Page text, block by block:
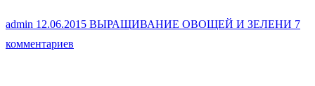
admin 12.06.2015 ВЫРАЩИВАНИЕ ОВОЩЕЙ И ЗЕЛЕНИ 7
комментариев